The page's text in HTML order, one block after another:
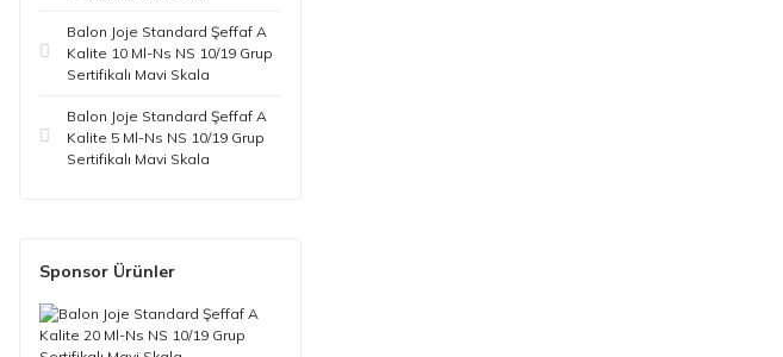
Balon Joje Standard Şeffaf A
Kalite 10 Ml-Ns NS 10/19 Grup
Sertifikalı Mavi Skala
Balon Joje Standard Şeffaf A
Kalite 5 Ml-Ns NS 10/19 Grup
Sertifikalı Mavi Skala
Sponsor Ürünler